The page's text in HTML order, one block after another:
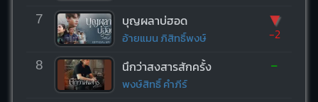
7 บุญผลาบ่ฮอด
อ้ายแมน ภิสิทธิ์พงษ์
▼
-2
8 นึกว่าสงสารสักครั้ง
พงษ์สิทธิ์ คำภีร์
-